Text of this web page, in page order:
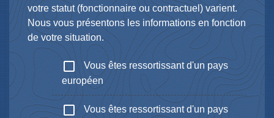
votre statut (fonctionnaire ou contractuel) varient.
Nous vous présentons les informations en fonction
de votre situation.
check_box_outline_blank
Vous êtes ressortissant d'un pays
européen
check_box_outline_blank Vous êtes ressortissant d'un pays